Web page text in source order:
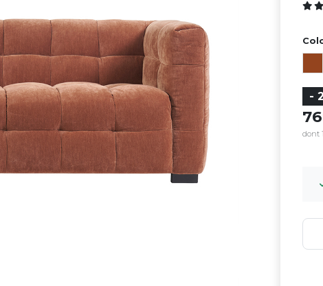
-
dont